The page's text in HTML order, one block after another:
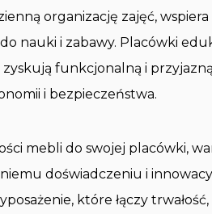
organizację zajęć,
nauki i zabawy. Placówki
funkcjonalną i
i bezpieczeństwa.
mebli do swojej placówki,
doświadczeniu i
które łączy